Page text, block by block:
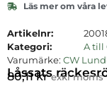
Läs mer om våra
Artikelnr:
Kategori:
A till
Varumärke: CW
Låssats
80,11kr exkl moms